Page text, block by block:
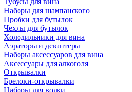
Тубусы для вина
Наборы для шампанского
Пробки для бутылок
Чехлы для бутылок
Холодильники для вина
Аэраторы и декантеры
Наборы аксессуаров для вина
Аксессуары для алкоголя
Открывалки
Брелоки-открывалки
Наборы для водки